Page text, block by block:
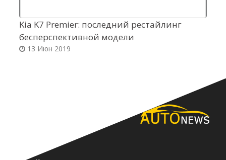
Kia K7 Premier: последний рестайлинг
бесперспективной модели
13 Июн 2019